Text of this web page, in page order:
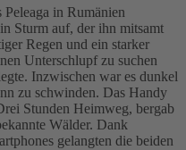
in Rumänien
Sturm auf, der ihn mitsamt
Regen und ein starker
Unterschlupf zu suchen
Inzwischen war es dunkel
zu schwinden. Das Handy
Stunden Heimweg, bergab
Wälder. Dank
gelangten die beiden